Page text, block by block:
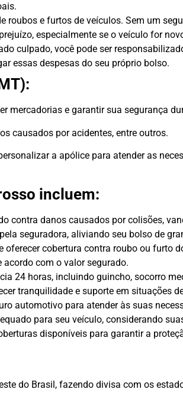
roubos e furtos de veículos. Sem um
especialmente se o veículo for
culpado, você pode ser
essas despesas do seu próprio bolso.
mercadorias e garantir sua segurança
causados por acidentes, entre outros.
a apólice para atender as
incluem:
contra danos causados por colisões,
seguradora, aliviando seu bolso de
cobertura contra roubo ou furto
com o valor segurado.
24 horas, incluindo guincho, socorro
tranquilidade e suporte em situações
automotivo para atender às suas
para seu veículo, considerando
disponíveis para garantir a
do Brasil, fazendo divisa com os